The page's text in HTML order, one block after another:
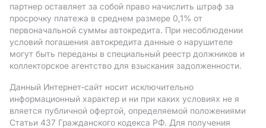
партнер оставляет за собой право начислить штраф за
просрочку платежа в среднем размере 0,1% от
первоначальной суммы автокредита. При несоблюдении
условий погашения автокредита данные о нарушителе
могут быть переданы в специальный реестр должников и
коллекторское агентство для взыскания задолженности.
Данный Интернет-сайт носит исключительно
информационный характер и ни при каких условиях не я
вляется публичной офертой, определяемой положениями
Статьи 437 Гражданского кодекса РФ. Для получения